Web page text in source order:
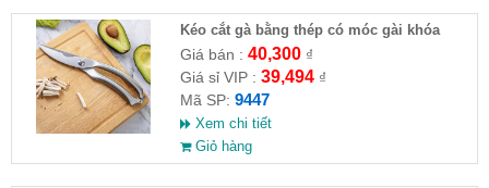
Kéo cắt gà bằng thép có móc gài khóa
24x4.5cm
Giá bán : 40,300₫
Giá sỉ VIP : 39,494₫
Mã SP: 9447
Xem chi tiết
Giỏ hàng